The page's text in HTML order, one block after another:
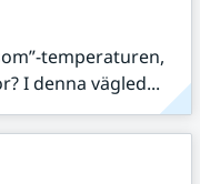
temperaturen,
I denna vägled...